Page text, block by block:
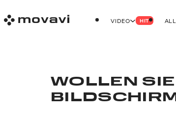
VIDEO HIT
WOLLEN SIE